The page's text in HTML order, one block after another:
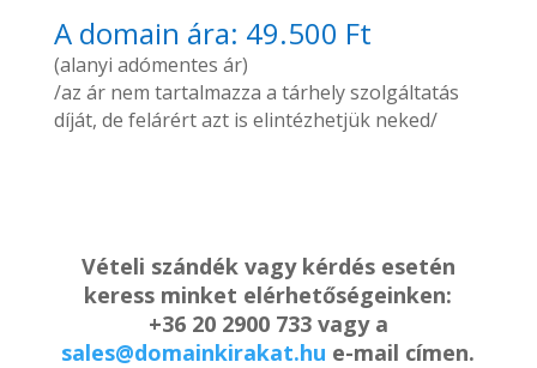
A domain ára: 49.500 Ft
(alanyi adómentes ár)
/az ár nem tartalmazza a tárhely szolgáltatás
díját, de felárért azt is elintézhetjük neked/
Vételi szándék vagy kérdés esetén
keress minket elérhetőségeinken:
+36 20 2900 733 vagy a
sales@domainkirakat.hu e-mail címen.